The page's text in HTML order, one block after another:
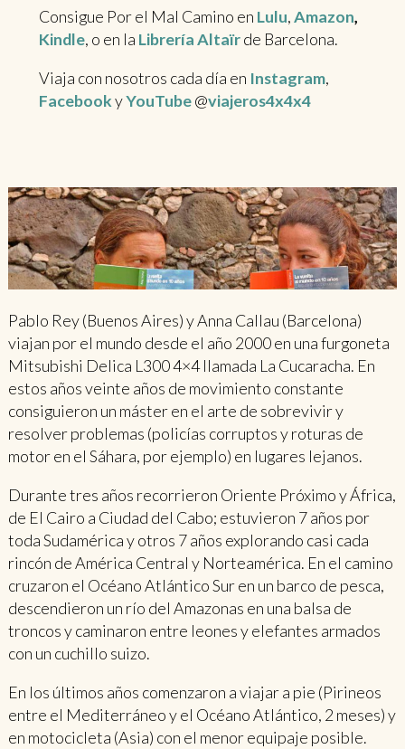
Consigue Por el Mal Camino en Lulu,Amazon,
Kindle, o en la Librería Altaïrde Barcelona.
Viaja con nosotros cada día en Instagram,
FacebookyYouTube@viajeros4x4x4
Pablo Rey (Buenos Aires) y Anna Callau (Barcelona)
viajan por el mundo desde el año 2000 en una furgoneta
Mitsubishi Delica L300 4×4 llamada La Cucaracha. En
estos años veinte años de movimiento constante
consiguieron un máster en el arte de sobrevivir y
resolver problemas (policías corruptos y roturas de
motor en el Sáhara, por ejemplo) en lugares lejanos.
Durante tres años recorrieron Oriente Próximo y África,
de El Cairo a Ciudad del Cabo; estuvieron 7 años por
toda Sudamérica y otros 7 años explorando casi cada
rincón de América Central y Norteamérica. En el camino
cruzaron el Océano Atlántico Sur en un barco de pesca,
descendieron un río del Amazonas en una balsa de
troncos y caminaron entre leones y elefantes armados
con un cuchillo suizo.
En los últimos años comenzaron a viajar a pie (Pirineos
entre el Mediterráneo y el Océano Atlántico, 2 meses) y
en motocicleta (Asia) con el menor equipaje posible.